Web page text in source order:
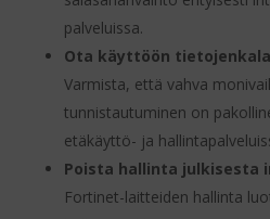
palveluissa.
Ota käyttöön
Varmista, että vahva
tunnistautuminen on
etäkäyttö- ja
Poista hallinta julkisesta
Fortinet-laitteiden hallinta